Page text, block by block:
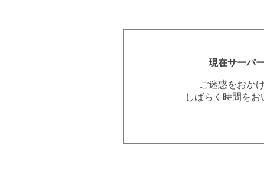
現在サーバ
ご迷惑をおか
しばらく時間を